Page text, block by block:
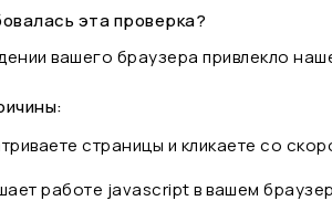
эта проверка?
вашего браузера привлекло
страницы и кликаете со
работе javascript в вашем